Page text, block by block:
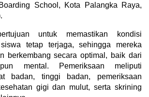
School, Kota Palangka Raya,
untuk memastikan kondisi
tetap terjaga, sehingga mereka
berkembang secara optimal, baik dari
mental. Pemeriksaan meliputi
badan, tinggi badan, pemeriksaan
gigi dan mulut, serta skrining